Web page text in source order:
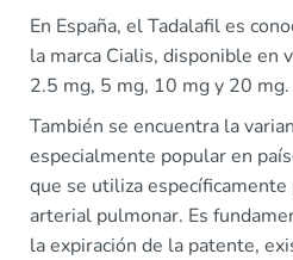
En España, el Tadalafil es
la marca Cialis, disponible en
2.5 mg, 5 mg, 10 mg y 20 mg.
También se encuentra la
especialmente popular en
que se utiliza
arterial pulmonar. Es
la expiración de la patente,